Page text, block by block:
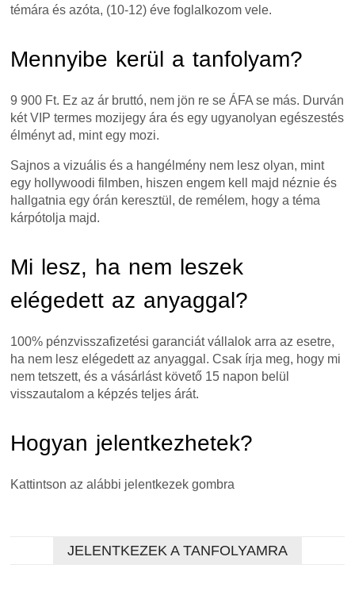
témára és azóta, (10-12) éve foglalkozom vele.
Mennyibe kerül a tanfolyam?
9 900 Ft. Ez az ár bruttó, nem jön re se ÁFA se más. Durván
két VIP termes mozijegy ára és egy ugyanolyan egészestés
élményt ad, mint egy mozi.
Sajnos a vizuális és a hangélmény nem lesz olyan, mint
egy hollywoodi filmben, hiszen engem kell majd néznie és
hallgatnia egy órán keresztül, de remélem, hogy a téma
kárpótolja majd.
Mi lesz, ha nem leszek
elégedett az anyaggal?
100% pénzvisszafizetési garanciát vállalok arra az esetre,
ha nem lesz elégedett az anyaggal. Csak írja meg, hogy mi
nem tetszett, és a vásárlást követő 15 napon belül
visszautalom a képzés teljes árát.
Hogyan jelentkezhetek?
Kattintson az alábbi jelentkezek gombra
JELENTKEZEK A TANFOLYAMRA